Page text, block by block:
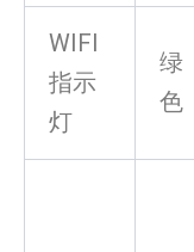
WIFI
指示
灯
绿
色